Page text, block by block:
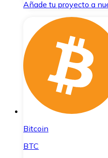
Añade tu proyecto a
Bitcoin
BTC